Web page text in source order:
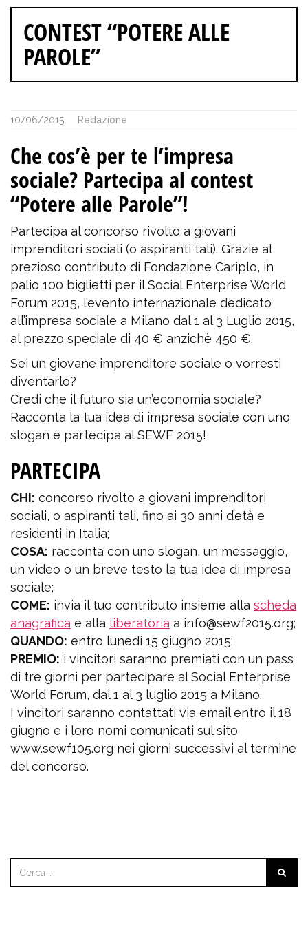
CONTEST “POTERE ALLE
PAROLE”
10/06/2015 Redazione
Che cos’è per te l’impresa
sociale? Partecipa al contest
“Potere alle Parole”!
Partecipa al concorso rivolto a giovani
imprenditori sociali (o aspiranti tali). Grazie al
prezioso contributo di Fondazione Cariplo, in
palio 100 biglietti per il Social Enterprise World
Forum 2015, l’evento internazionale dedicato
all’impresa sociale a Milano dal 1 al 3 Luglio 2015,
al prezzo speciale di 40 € anzichè 450 €.
Sei un giovane imprenditore sociale o vorresti
diventarlo?
Credi che il futuro sia un’economia sociale?
Racconta la tua idea di impresa sociale con uno
slogan e partecipa al SEWF 2015!
PARTECIPA
CHI: concorso rivolto a giovani imprenditori
sociali, o aspiranti tali, fino ai 30 anni d’età e
residenti in Italia;
COSA: racconta con uno slogan, un messaggio,
un video o un breve testo la tua idea di impresa
sociale;
COME: invia il tuo contributo insieme alla scheda
anagrafica e alla liberatoria a info@sewf2015.org;
QUANDO: entro lunedì 15 giugno 2015;
PREMIO: i vincitori saranno premiati con un pass
di tre giorni per partecipare al Social Enterprise
World Forum, dal 1 al 3 luglio 2015 a Milano.
I vincitori saranno contattati via email entro il 18
giugno e i loro nomi comunicati sul sito
www.sewf105.org nei giorni successivi al termine
del concorso.